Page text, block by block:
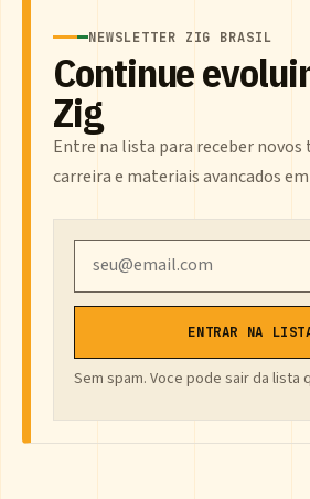
NEWSLETTER ZIG BRASIL
Continue
Zig
Entre na lista para receber novos
carreira e materiais avancados
ENTRAR NA
Sem spam. Voce pode sair da lista